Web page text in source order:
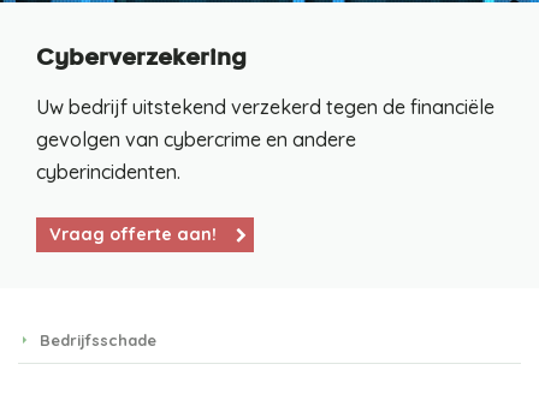
Cyberverzekering
Uw bedrijf uitstekend verzekerd tegen de financiële
gevolgen van cybercrime en andere
cyberincidenten.
Vraag offerte aan!
Bedrijfsschade